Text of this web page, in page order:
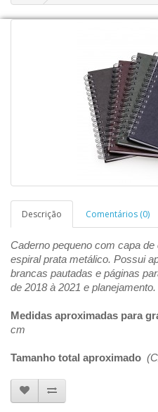
Descrição Comentários (0)
Caderno pequeno com capa
espiral prata metálico. Possui
brancas pautadas e páginas
de 2018 à 2021 e planejamento.
Medidas aproximadas para
cm
Tamanho total aproximado